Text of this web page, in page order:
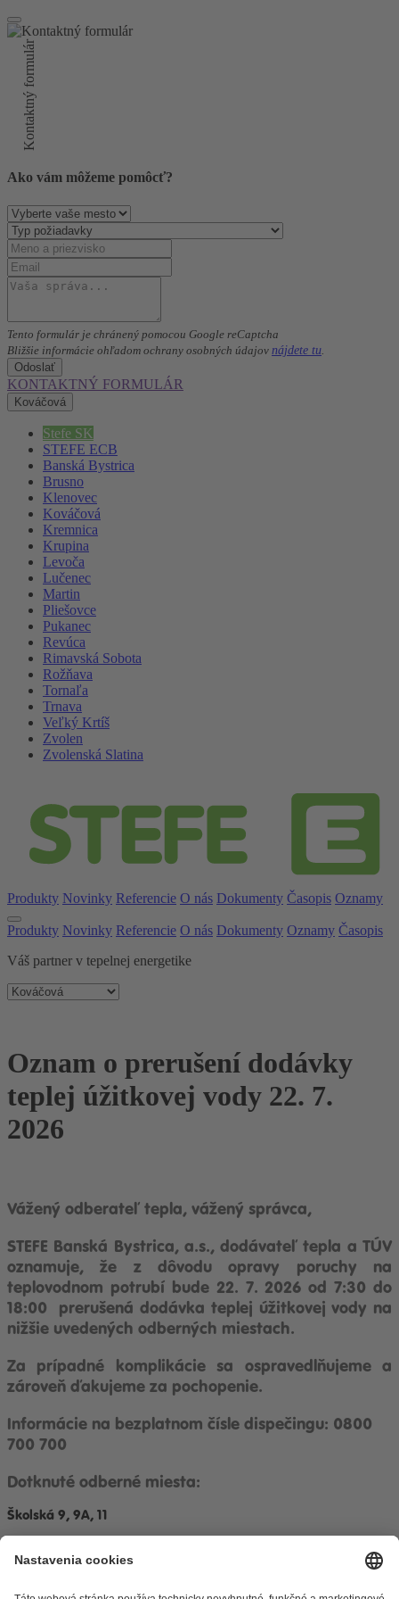
Kontaktný formulár
Ako vám môžeme pomôcť?
Tento formulár je chránený pomocou Google reCaptcha
Bližšie informácie ohľadom ochrany osobných údajov nájdete tu
Odoslať
KONTAKTNÝ FORMULÁR
Kováčová
Stefe SK
STEFE ECB
Banská Bystrica
Brusno
Klenovec
Kováčová
Kremnica
Krupina
Levoča
Lučenec
Martin
Pliešovce
Pukanec
Revúca
Rimavská Sobota
Rožňava
Tornaľa
Trnava
Veľký Krtíš
Zvolen
Zvolenská Slatina
Produkty Novinky Referencie O nás Dokumenty Časopis Oznamy
Produkty Novinky Referencie O nás Dokumenty Oznamy Časopis
Váš partner v tepelnej energetike
Oznam o prerušení dodávky
teplej úžitkovej vody 22. 7.
2026
Vážený odberateľ tepla, vážený správca,
STEFE Banská Bystrica, a.s., dodávateľ tepla a TÚV
oznamuje, že z dôvodu opravy poruchy na
teplovodnom potrubí bude 22. 7. 2026 od 7:30 do
18:00 prerušená dodávka teplej úžitkovej vody na
nižšie uvedených odberných miestach.
Za prípadné komplikácie sa ospravedlňujeme a
zároveň ďakujeme za pochopenie.
Informácie na bezplatnom čísle dispečingu: 0800
700 700
Dotknuté odberné miesta:
Školská 9, 9A, 11
Odkazy
Alternatívne riešenie sporov Práva a povinnosti odberateľov